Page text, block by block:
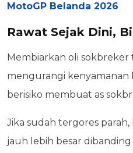
MotoGP Belanda 2026
Rawat Sejak Dini,
Membiarkan oli
mengurangi kenyamanan
berisiko membuat as
Jika sudah tergores
jauh lebih besar